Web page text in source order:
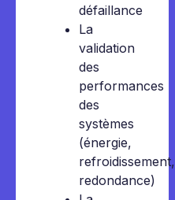
défaillance
La
validation
des
performances
des
systèmes
(énergie,
refroidissement,
redondance)